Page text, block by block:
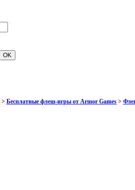
> Бесплатные флеш-игры от Armor Games >